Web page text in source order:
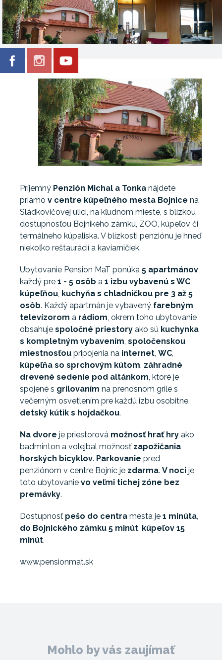
Príjemný Penzión Michal a Tonka nájdete
priamo v centre kúpeľného mesta Bojnice na
Sládkovičovej ulici, na kľudnom mieste, s blízkou
dostupnosťou Bojnikého zámku, ZOO, kúpeľov či
termálneho kúpaliska. V blízkosti penziónu je hneď
niekoľko reštaurácií a kaviarničiek.
Ubytovanie Pension MaT ponúka 5 apartmánov
každý pre 1 - 5 osôb a 1 izbu vybavenú s WC
kúpeľňou kuchyňa s chladničkou pre 3 až 5
osôb. Každý apartmán je vybavený farebným
televízorom a rádiom , okrem toho ubytovanie
obsahuje spoločné priestory ako sú kuchynka
s kompletným vybavením spoločenskou
miestnosťou pripojenia na internet WC
kúpeľňa so sprchovým kútom záhradné
drevené sedenie pod altánkom , ktoré je
spojené s grilovaním na prenosnom grile s
večerným osvetlením pre každú izbu osobitne,
detský kútik s hojdačkou.
Na dvore je priestorová možnosť hrať hry ako
badminton a volejbal možnosť zapožičania
horských bicyklov. Parkovanie pred
penziónom v centre Bojníc je zdarma. V noci je
toto ubytovanie vo veľmi tichej zóne bez
premávky.
Dostupnosťpešo do centra mesta je 1 minúta
do Bojnického zámku 5 minút kúpeľov 15
minút.
www.pensionmat.sk
Mohlo by vás zaujímať